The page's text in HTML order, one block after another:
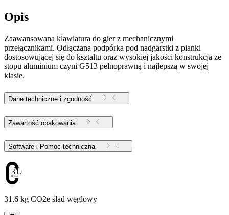
Opis
Zaawansowana klawiatura do gier z mechanicznymi
przełącznikami. Odłączana podpórka pod nadgarstki z pianki
dostosowującej się do kształtu oraz wysokiej jakości konstrukcja ze
stopu aluminium czyni G513 pełnoprawną i najlepszą w swojej
klasie.
Dane techniczne i zgodność
Zawartość opakowania
Software i Pomoc techniczna
31.6
31.6 kg CO2e ślad węglowy